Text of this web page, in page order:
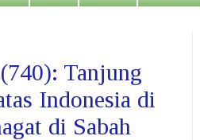
Tanjung
Indonesia di
di Sabah